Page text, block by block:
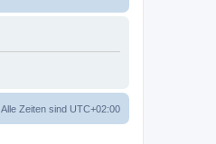
Alle Zeiten sind UTC+02:00